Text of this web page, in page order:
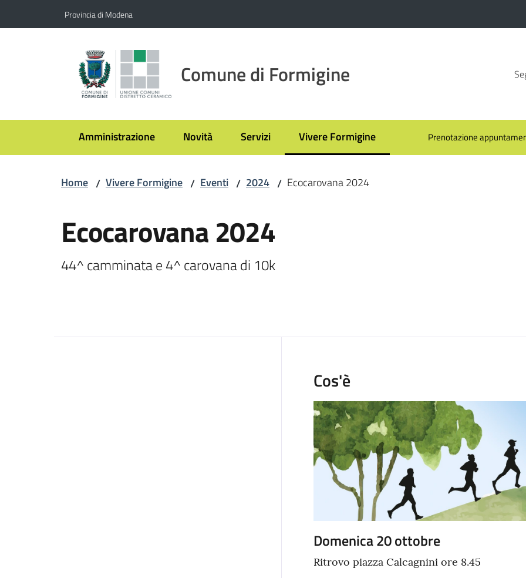
Provincia di Modena
Comune di Formigine
Amministrazione Novità Servizi Vivere Formigine
Menu selezionato Prenotazione
Home / Vivere Formigine / Eventi / 2024 / Ecocarovana 2024
Ecocarovana 2024
44^ camminata e 4^ carovana di 10k
Cos'è
Domenica 20 ottobre
Ritrovo piazza Calcagnini ore 8.45